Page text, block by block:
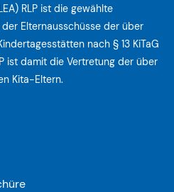
RLP ist die gewählte
Elternausschüsse der über
nach § 13 KiTaG
ist damit die Vertretung der über
Kita-Eltern.